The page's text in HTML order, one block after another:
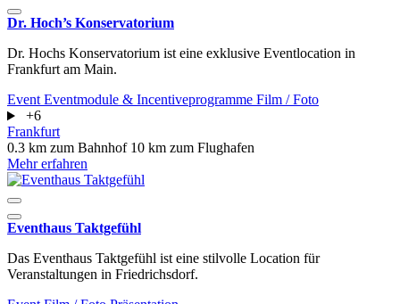
Dr. Hoch’s Konservatorium
​​​​​​​Dr. Hochs Konservatorium ist eine exklusive Eventlocation in
Frankfurt am Main.
Event Eventmodule & Incentiveprogramme Film / Foto
+6
Frankfurt
0.3 km zum Bahnhof 10 km zum Flughafen
Mehr erfahren
Eventhaus Taktgefühl
Das Eventhaus Taktgefühl ist eine stilvolle Location für
Veranstaltungen in Friedrichsdorf.